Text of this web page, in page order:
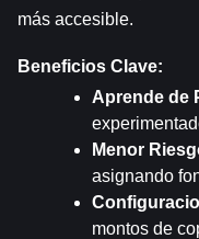
más accesible.
Beneficios Clave:
Aprende de
Menor
asignando
montos de